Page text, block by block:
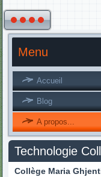
Menu
Accueil
Blog
A propos...
Technologie
Collège Maria